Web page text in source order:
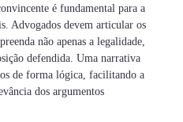
é fundamental para a
Advogados devem articular os
não apenas a legalidade,
defendida. Uma narrativa
de forma lógica, facilitando a
dos argumentos